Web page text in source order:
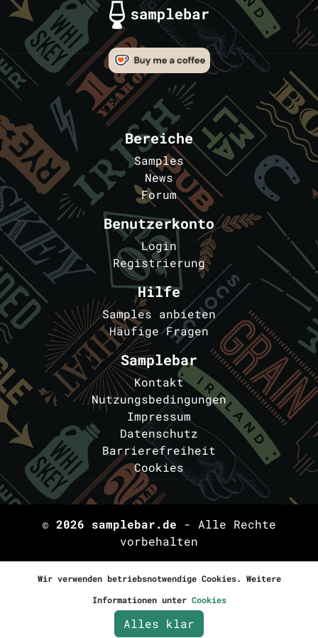
Bereiche
Samples
News
Forum
Benutzerkonto
Login
Registrierung
Hilfe
Samples anbieten
Häufige Fragen
Samplebar
Kontakt
Nutzungsbedingungen
Impressum
Datenschutz
Barrierefreiheit
Cookies
© 2026 samplebar.de - Alle Rechte
vorbehalten
Wir verwenden betriebsnotwendige Cookies. Weitere
Informationen unter Cookies
Alles klar